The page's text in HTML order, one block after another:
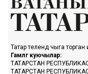
Татар телендә чыга
Гамәлгә куючылар:
ТАТАРСТАН
ТАТАРСТАН